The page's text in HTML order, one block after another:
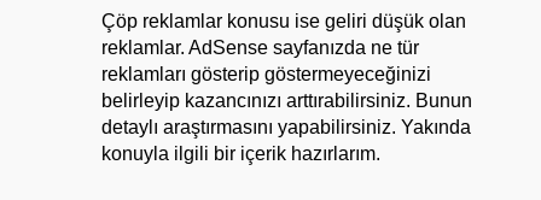
Çöp reklamlar konusu ise geliri düşük olan
reklamlar. AdSense sayfanızda ne tür
reklamları gösterip göstermeyeceğinizi
belirleyip kazancınızı arttırabilirsiniz. Bunun
detaylı araştırmasını yapabilirsiniz. Yakında
konuyla ilgili bir içerik hazırlarım.